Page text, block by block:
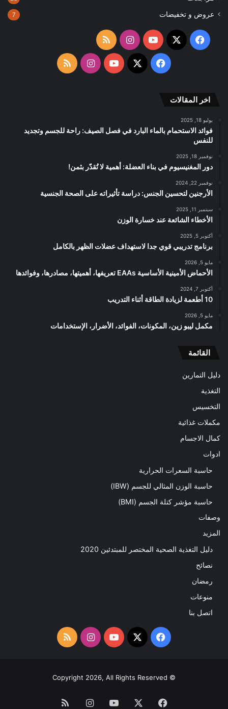
عروض و تخفيضات 7
فيسبوك
‫X
‫YouTubeانستقرامملخص
الموقع
فيسبوك
‫X
‫YouTubeانستقرامملخص
اخر المقالات
يوليو 18, 2025
فوائد الاستحمام بالماء البارد في فصل الصيف: راحة للجسم وتجديد
للنفس
نوفمبر 18, 2025
دور المغنيسيوم في بناء العضلة: أهمية لا تُقدّر بثمن!
نوفمبر 22, 2024
الأرجنين لتحسين الجنس: دراسة تأثيراته على الصحة الجنسية
سبتمبر 11, 2025
الأخطاء الشائعة عند خسارة الوزن
أكتوبر 5, 2025
برنامج تدريبي قوي جدا لاستهداف عضلات الظهر بالكامل
مايو 5, 2026
الأحماض الأمينية الأساسية EAAs تعريفها، أهميتها، مصادرها، وفوائدها
أكتوبر 7, 2024
10 أطعمة لزيادة الطاقة أثناء التدريب
مايو 5, 2026
مكمل ليبو زين، المكونات، الفوائد، الأضرار، الإستخدامات
القائمة
دليل التمارين
التغذية
التخسيس
مكملات غذائية
كمال الاجسام
ادوات
حاسبة السعرات الحرارية
حاسبة الوزن المثالي للجسم (IBW)
حاسبة مؤشر كتلة الجسم (BMI)
وصفات
المزيد
دليل التغذية الصحية المختصر للمبتدئين 2020​
نصائح
رمضان
منوعات
اتصل بنا
فيسبوك
‫X
‫YouTubeانستقرامملخص
RSS
© Copyright 2026, All Rights Reserved
فيسبوك ‫YouTubeانستقرام